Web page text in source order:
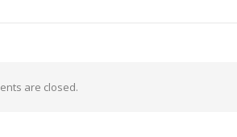
are closed.